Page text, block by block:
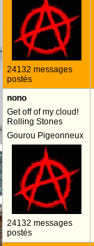
24132 messages
postés
nono
Get off of my cloud!
Rolling Stones
Gourou Pigeonneux
24132 messages
postés